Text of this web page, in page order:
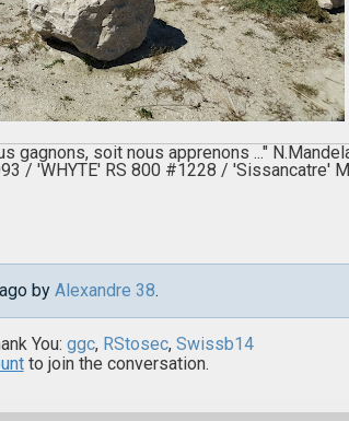
gagnons, soit nous apprenons ..."
/ 'WHYTE' RS 800 #1228 /
by Alexandre 38.
You: ggc, RStosec, Swissb14
to join the conversation.